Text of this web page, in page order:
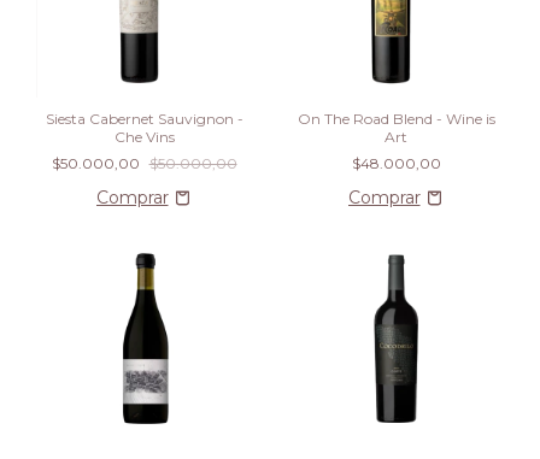
Siesta Cabernet Sauvignon -
Che Vins
$50.000,00 $50.000,00
On The Road Blend - Wine is
Art
$48.000,00